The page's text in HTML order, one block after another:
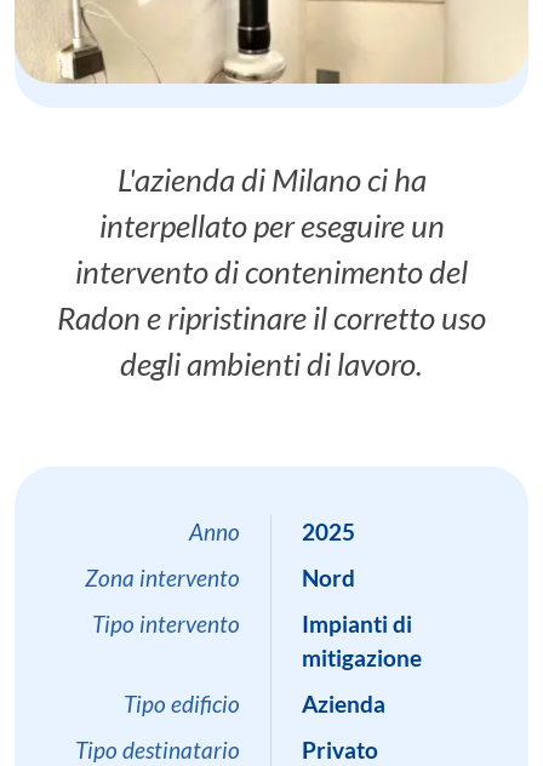
L'azienda di Milano ci ha
interpellato per eseguire un
intervento di contenimento del
Radon e ripristinare il corretto uso
degli ambienti di lavoro.
Anno
2025
Zona intervento
Nord
Tipo intervento
Impianti di
mitigazione
Tipo edificio
Azienda
Tipo destinatario
Privato